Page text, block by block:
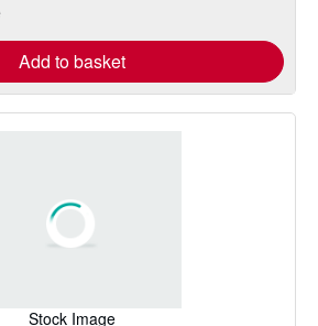
Add to basket
Stock Image